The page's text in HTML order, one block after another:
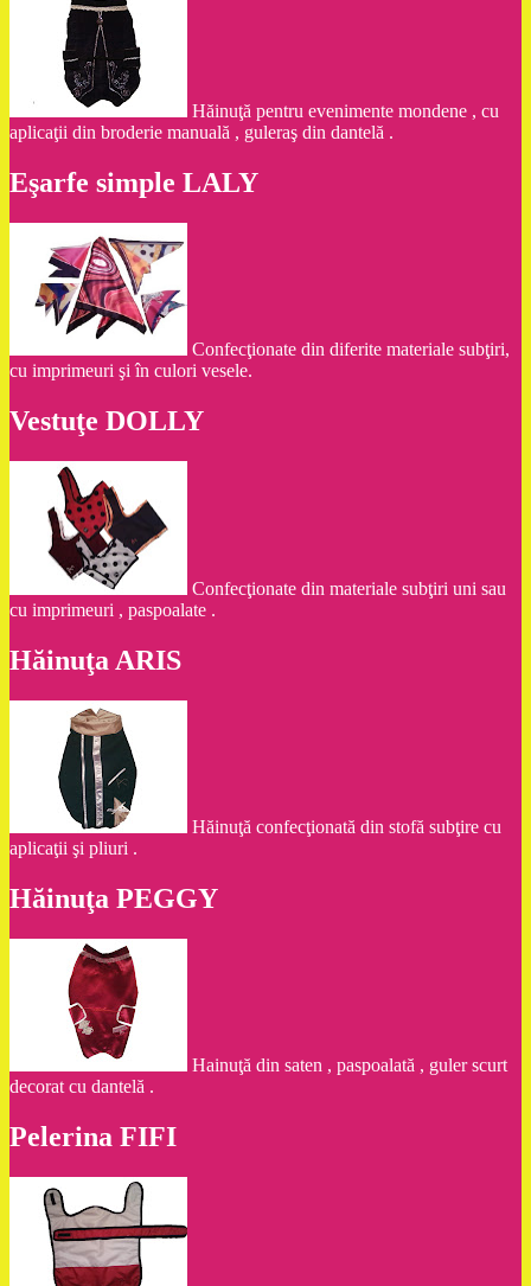
Hăinuţă pentru evenimente mondene , cu
aplicaţii din broderie manuală , guleraş din dantelă .
Eşarfe simple LALY
Confecţionate din diferite materiale subţiri,
cu imprimeuri şi în culori vesele.
Vestuţe DOLLY
Confecţionate din materiale subţiri uni sau
cu imprimeuri , paspoalate .
Hăinuţa ARIS
Hăinuţă confecţionată din stofă subţire cu
aplicaţii şi pliuri .
Hăinuţa PEGGY
Hainuţă din saten , paspoalată , guler scurt
decorat cu dantelă .
Pelerina FIFI